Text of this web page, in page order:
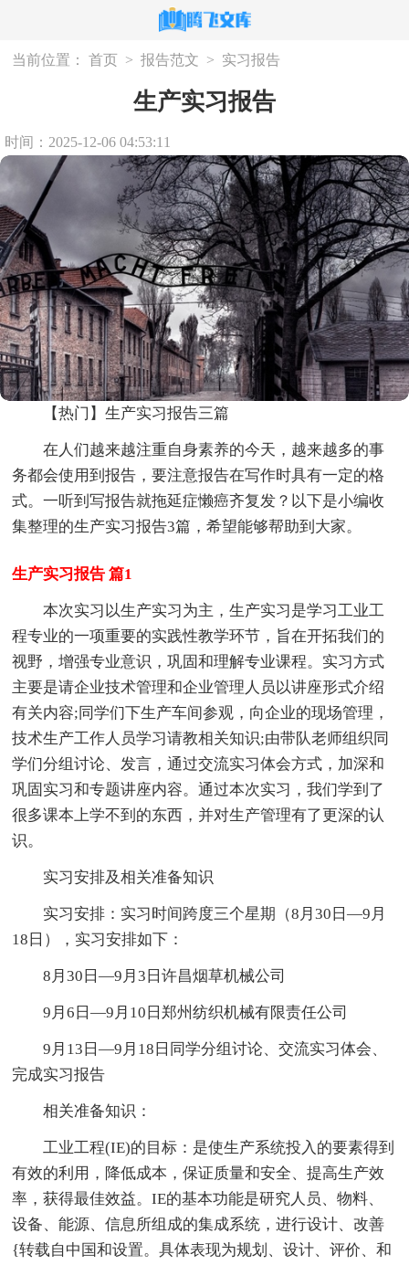
当前位置： 首页 > 报告范文 > 实习报告
生产实习报告
时间：2025-12-06 04:53:11
【热门】生产实习报告三篇
在人们越来越注重自身素养的今天，越来越多的事
务都会使用到报告，要注意报告在写作时具有一定的格
式。一听到写报告就拖延症懒癌齐复发？以下是小编收
集整理的生产实习报告3篇，希望能够帮助到大家。
生产实习报告 篇1
本次实习以生产实习为主，生产实习是学习工业工
程专业的一项重要的实践性教学环节，旨在开拓我们的
视野，增强专业意识，巩固和理解专业课程。实习方式
主要是请企业技术管理和企业管理人员以讲座形式介绍
有关内容;同学们下生产车间参观，向企业的现场管理，
技术生产工作人员学习请教相关知识;由带队老师组织同
学们分组讨论、发言，通过交流实习体会方式，加深和
巩固实习和专题讲座内容。通过本次实习，我们学到了
很多课本上学不到的东西，并对生产管理有了更深的认
识。
实习安排及相关准备知识
实习安排：实习时间跨度三个星期（8月30日—9月
18日），实习安排如下：
8月30日—9月3日许昌烟草机械公司
9月6日—9月10日郑州纺织机械有限责任公司
9月13日—9月18日同学分组讨论、交流实习体会、
完成实习报告
相关准备知识：
工业工程(IE)的目标：是使生产系统投入的要素得到
有效的利用，降低成本，保证质量和安全、提高生产效
率，获得最佳效益。IE的基本功能是研究人员、物料、
设备、能源、信息所组成的集成系统，进行设计、改善
{转载自中国和设置。具体表现为规划、设计、评价、和